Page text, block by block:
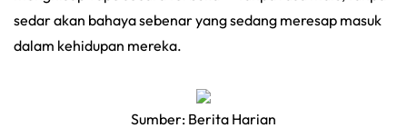
sedar akan bahaya sebenar yang sedang meresap masuk
dalam kehidupan mereka.
Sumber: Berita Harian